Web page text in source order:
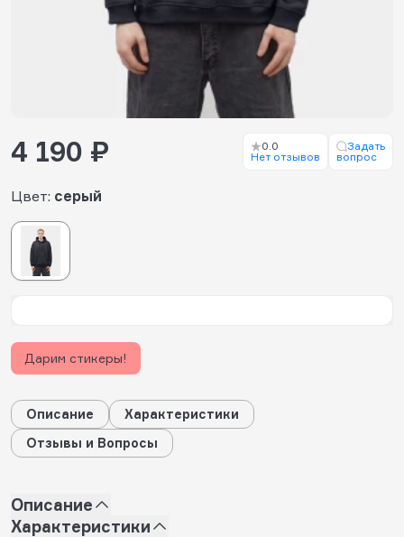
Цвет: серый
4 190 ₽
0.0
Нет отзывов
Задать
вопрос
Дарим стикеры!
Описание
Характеристики
Отзывы и Вопросы
Описание
Характеристики